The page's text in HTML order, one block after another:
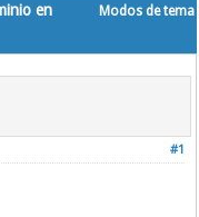
Modos de tema
en
#1